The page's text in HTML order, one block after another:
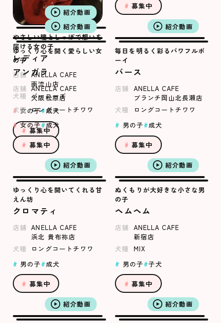
紹介動画
やさしい瞳としっぽで想いを
届ける女の子
レディア
店舗 ANELLA CAFE
南流山店
犬種
バーニーズ
女の子 成犬
募集中
募集中
紹介動画
ゆっくり心を開く愛らしい女
の子
アンガラ
店舗 ANELLA CAFE
大阪松原店
犬種 ロングコートチワワ
女の子 成犬
募集中
紹介動画
毎日を明るく彩るパワフルボ
ーイ
バース
店舗 ANELLA CAFE
ブランチ岡山北長瀬店
犬種
ロングコートチワワ
男の子
成犬
募集中
紹介動画
ゆっくり心を開いてくれる甘
えん坊
クロマティ
店舗 ANELLA CAFE
浜北 貴布祢店
犬種
ロングコートチワワ
男の子
成犬
募集中
紹介動画
ぬくもりが大好きな小さな男
の子
ヘムヘム
店舗 ANELLA CAFE
新宿店
犬種
MIX
男の子
子犬
募集中
紹介動画 紹介動画